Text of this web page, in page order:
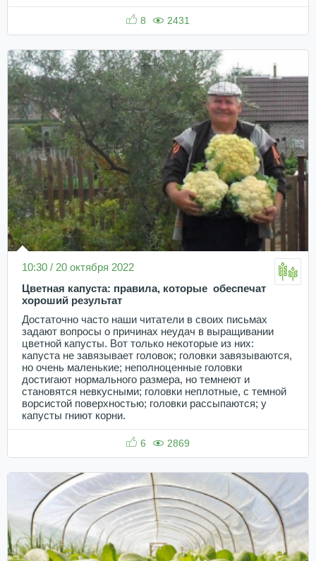
8 2431
10:30 / 20 октября 2022
Цветная капуста: правила, которые обеспечат
хороший результат
Достаточно часто наши читатели в своих письмах
задают вопросы о причинах неудач в выращивании
цветной капусты. Вот только некоторые из них:
капуста не завязывает головок; головки завязываются,
но очень маленькие; неполноценные головки
достигают нормального размера, но темнеют и
становятся невкусными; головки неплотные, с темной
ворсистой поверхностью; головки рассыпаются; у
капусты гниют корни.
6 2869